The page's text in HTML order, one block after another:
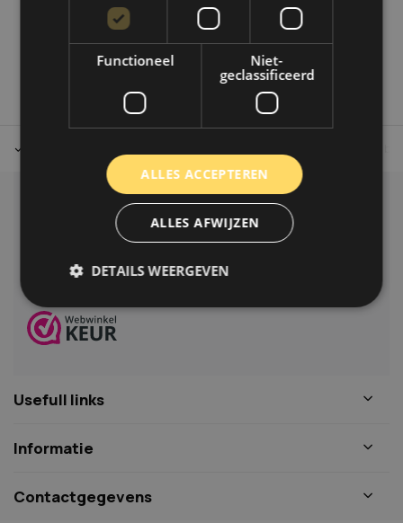
1
Klantenservice
Veelgestelde vragen
06-39119169
Usefull links
Informatie
Contactgegevens
Functioneel
Niet-
geclassificeerd
ALLES ACCEPTEREN
ALLES AFWIJZEN
DETAILS WEERGEVEN
Strikt noodzakelijk
Strikt noodzakelijke cookies maken de
website kan niet goed worden gebruikt zonder de